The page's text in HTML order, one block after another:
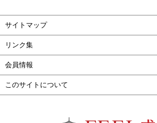
サイトマップ
リンク集
会員情報
このサイトについて
FEEL成田 成田市公式観光情報